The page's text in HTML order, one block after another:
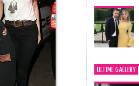
ULTIME GALLERY